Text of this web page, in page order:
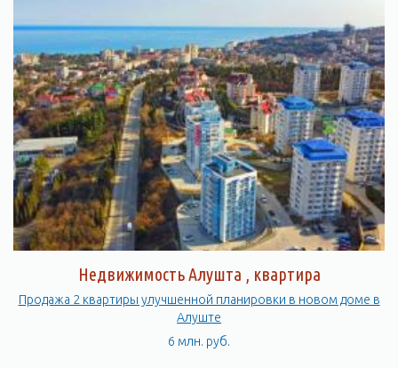
Недвижимость Алушта , квартира
Продажа 2 квартиры улучшенной планировки в новом доме в
Алуште
6 млн. руб.